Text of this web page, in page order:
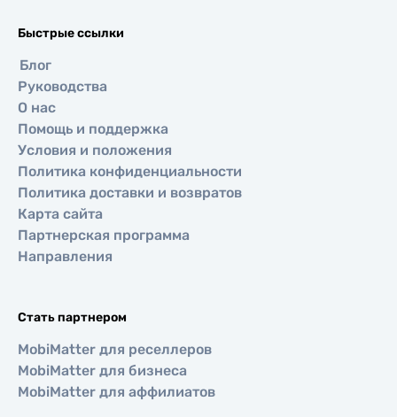
Быстрые ссылки
Блог
Руководства
О нас
Помощь и поддержка
Условия и положения
Политика конфиденциальности
Политика доставки и возвратов
Карта сайта
Партнерская программа
Направления
Стать партнером
MobiMatter для реселлеров
MobiMatter для бизнеса
MobiMatter для аффилиатов